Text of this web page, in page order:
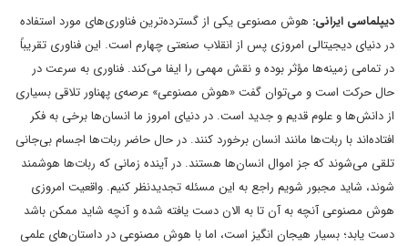
دیپلماسی ایرانی: هوش مصنوعی یکی از گسترده‌ترین فناوری‌های مورد استفاده
در دنیای دیجیتالی امروزی پس از انقلاب صنعتی چهارم است. این فناوری تقریباً
در تمامی زمینه‌ها مؤثر بوده و نقش مهمی را ایفا می‌کند. فناوری به سرعت در
حال حرکت است و می‌توان گفت «هوش مصنوعی» عرصه‌ی پهناور تلاقی بسیاری
از دانش‌ها و علوم قدیم و جدید است. در دنیای امروز ما انسان‌ها برخی به فکر
افتاده‌اند با ربات‌ها مانند انسان برخورد کنند. در حال حاضر ربات‌ها اجسام بی‌جانی
تلقی می‌شوند که جز اموال انسان‌ها هستند. در آینده زمانی که ربات‌ها هوشمند
شوند، شاید مجبور شویم راجع به این مسئله تجدیدنظر کنیم. واقعیت امروزی
هوش مصنوعی آنچه به آن تا به الان دست یافته شده و آنچه شاید ممکن باشد
دست یابد؛ بسیار هیجان انگیز است، اما با هوش مصنوعی در داستان‌های علمی